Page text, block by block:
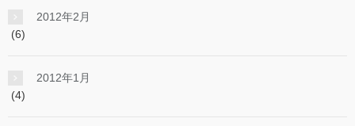
2012年2月
(6)
2012年1月
(4)